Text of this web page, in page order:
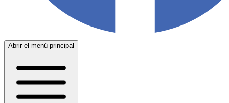
Abrir el menú principal